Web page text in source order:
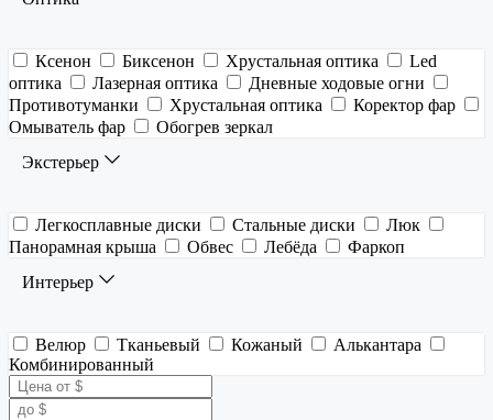
Ксенон Биксенон Хрустальная оптика
Led
оптика
Лазерная оптика
Дневные ходовые огни
Противотуманки
Хрустальная оптика
Коректор фар
Омыватель фар
Обогрев зеркал
Экстерьер
Легкосплавные диски Стальные диски
Люк
Панорамная крыша
Обвес Лебёда
Фаркоп
Интерьер
Велюр Тканьевый Кожаный
Алькантара
Комбинированный